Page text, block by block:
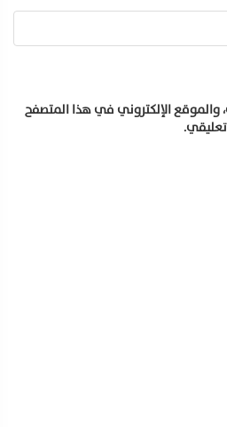
والموقع الإلكتروني في هذا المتصفح